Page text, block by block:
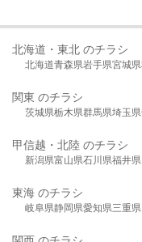
北海道・東北 のチラシ
北海道青森県岩手県宮城県
関東 のチラシ
茨城県栃木県群馬県埼玉県
甲信越・北陸 のチラシ
新潟県富山県石川県福井県
東海 のチラシ
岐阜県静岡県愛知県三重県